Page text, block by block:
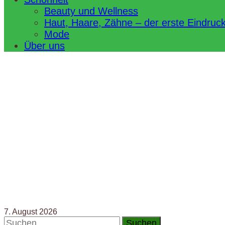
Beauty und Wellness
Haut, Haare, Zähne – der erste
Mode
Über uns
7. August 2026
Suchen